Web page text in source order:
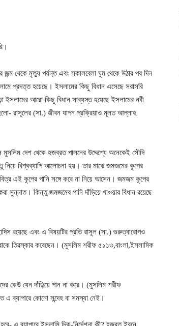
থেকে মৃত্যু পর্যন্ত এবং সকালবেলা ঘুম থেকে উঠার পর দিন
প্রদত্ত হয়েছে। ইসলামের কিছু বিধান এসেছে সরাসরি
আরো কিছু বিধান সাব্যস্ত হয়েছে ইসলামের নবী
রাসূলের (সা.) জীবন যাপন প্রক্রিয়াও মূলত আল্লাহ
দেশ থেকে হজব্রত পালনের উদ্দেশ্যে অনেকেই সৌদি
নিয়ে বিশ্বব্যাপি আলোচনা হয়। তার মাঝে জমজমের কূপের
এই কূপের পানি সঙ্গে করে না নিয়ে আসেন। জমজম কূপের
সুন্নাত। কিন্তু জমজমের পানি দাঁড়িয়ে খাওয়ার বিধান রয়েছে
রয়েছে এবং এ বিষয়টির প্রতি রাসূল (সা.) গুরুত্বারোপও
তিরস্কার করেছেন। (মুসলিম শরীফ ৫১১৩,বাংলা,ইসলামিক
কেউ যেন দাঁড়িয়ে পান না করে। (মুসলিম শরীফ
এ ব্যাপারে কোনো সন্দেহ বা সমস্যা নেই।
এ ব্যাপারে ইসলামি দিক-নির্দেশনা কী? হজরত ইবনে